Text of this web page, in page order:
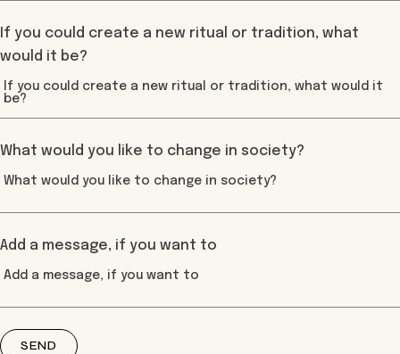
If you could create a new ritual or tradition, what
would it be?
What would you like to change in society?
Add a message, if you want to
SEND